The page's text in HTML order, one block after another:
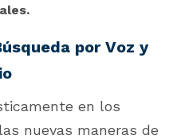
por Voz y
en los
nuevas maneras de